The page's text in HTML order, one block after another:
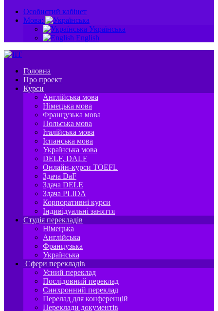
Особистий кабінет
Мова:
Українська
English
Головна
Про проект
Курси
Англійська мова
Німецька мова
Французька мова
Польська мова
Італійська мова
Іспанська мова
Українська мова
DELF, DALF
Онлайн-курси TOEFL
Здача DaF
Здача DELE
Здача PLIDA
Корпоративні курси
Індивідуальні заняття
Студія перекладів
Німецька
Англійська
Французька
Українська
Сфери перекладів
Усний переклад
Послідовний переклад
Синхронний переклад
Перелад для конференцій
Переклади документів